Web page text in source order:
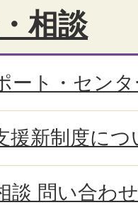
相談
ート・セン
援新制度につ
談 問い合わせ